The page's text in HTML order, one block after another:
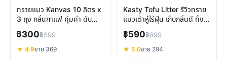
ทรายแมว Kanvas 10 ลิตร x
3 ถุง กลิ่นกาแฟ คุ้มค่า ดับ
กลิ่นเยี่ยมจริงหรือ
฿300฿599
★ 4.9ขาย 369
Kasty Tofu Litter รีวิวทราย
แมวเต้าหู้ไร้ฝุ่น เก็บกลิ่นดี ทิ้ง
ชักโครกได้
฿590฿899
★ 5.0ขาย 294